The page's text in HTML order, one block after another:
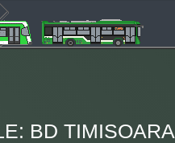
BD TIMISOARA